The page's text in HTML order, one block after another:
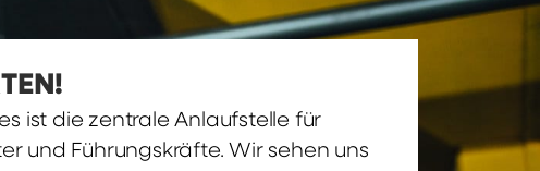
ist die zentrale Anlaufstelle für
und Führungskräfte. Wir sehen uns